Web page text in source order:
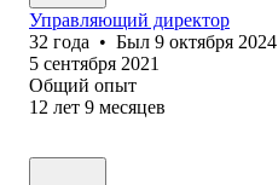
Управляющий директор
32 года • Был 9 октября 2024
5 сентября 2021
Общий опыт
12 лет 9 месяцев